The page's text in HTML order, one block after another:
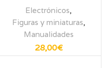
Electrónicos,
Figuras y miniaturas,
Manualidades
28,00€